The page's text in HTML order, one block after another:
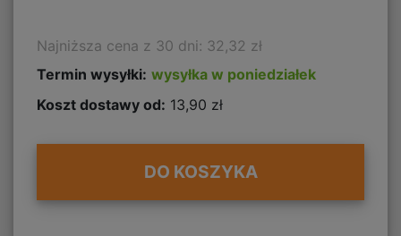
Najniższa cena z 30 dni: 32,32 zł
Termin wysyłki: wysyłka w poniedziałek
Koszt dostawy od: 13,90 zł
DO KOSZYKA